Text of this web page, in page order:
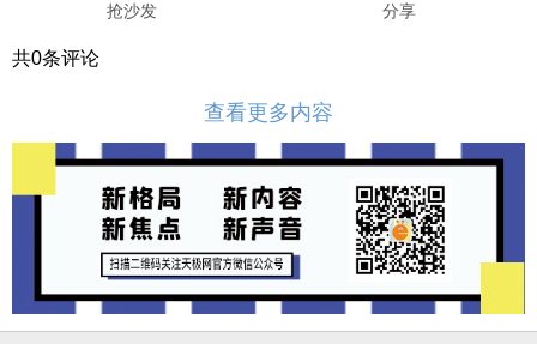
抢沙发 分享
共0条评论
查看更多内容